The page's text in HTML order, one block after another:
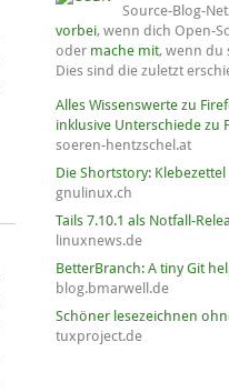
Source-Blog-
vorbei, wenn dich Open-
oder mache mit, wenn du
Dies sind die zuletzt
Alles Wissenswerte zu
inklusive Unterschiede zu
soeren-hentzschel.at
Die Shortstory: Klebezettel
gnulinux.ch
Tails 7.10.1 als Notfall-
linuxnews.de
BetterBranch: A tiny Git
blog.bmarwell.de
Schöner lesezeichnen
tuxproject.de